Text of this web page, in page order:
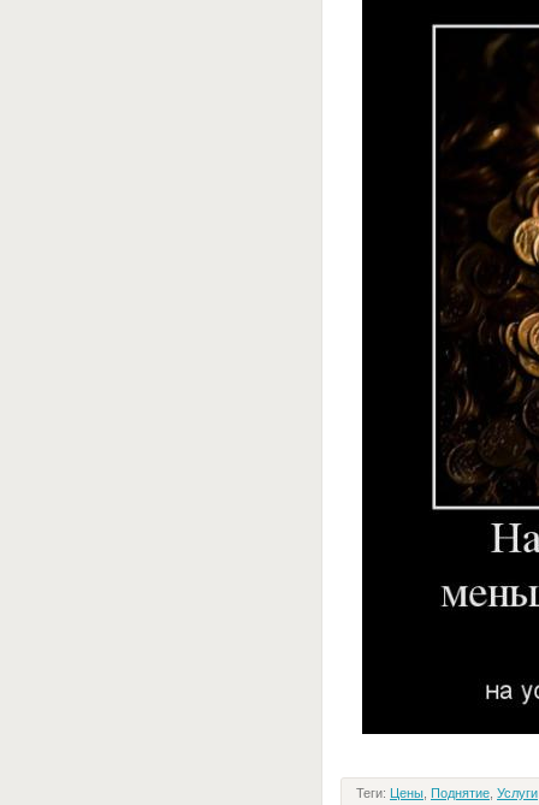
Теги: Цены Поднятие Услуги